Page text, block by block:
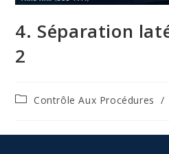
4. Séparation
2
PostContrôle Aux Procédures /